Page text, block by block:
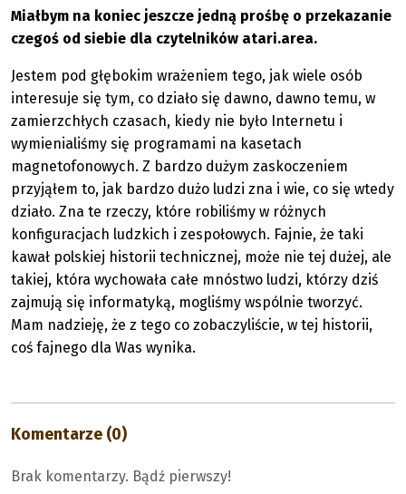
Miałbym na koniec jeszcze jedną prośbę o przekazanie
czegoś od siebie dla czytelników atari.area.
Jestem pod głębokim wrażeniem tego, jak wiele osób
interesuje się tym, co działo się dawno, dawno temu, w
zamierzchłych czasach, kiedy nie było Internetu i
wymienialiśmy się programami na kasetach
magnetofonowych. Z bardzo dużym zaskoczeniem
przyjąłem to, jak bardzo dużo ludzi zna i wie, co się wtedy
działo. Zna te rzeczy, które robiliśmy w różnych
konfiguracjach ludzkich i zespołowych. Fajnie, że taki
kawał polskiej historii technicznej, może nie tej dużej, ale
takiej, która wychowała całe mnóstwo ludzi, którzy dziś
zajmują się informatyką, mogliśmy wspólnie tworzyć.
Mam nadzieję, że z tego co zobaczyliście, w tej historii,
coś fajnego dla Was wynika.
Komentarze (0)
Brak komentarzy. Bądź pierwszy!